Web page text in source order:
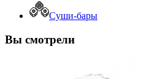
Суши-бары
Вы смотрели